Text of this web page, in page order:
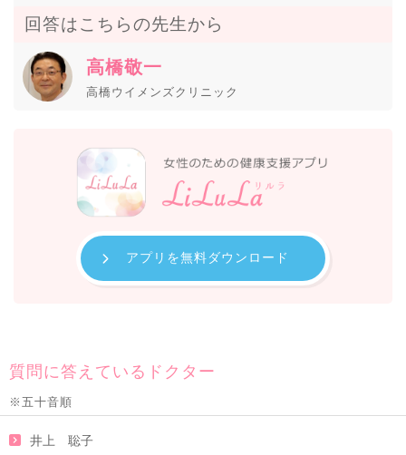
回答はこちらの先生から
高橋敬一
高橋ウイメンズクリニック
アプリを無料ダウンロード
質問に答えているドクター
※五十音順
井上 聡子